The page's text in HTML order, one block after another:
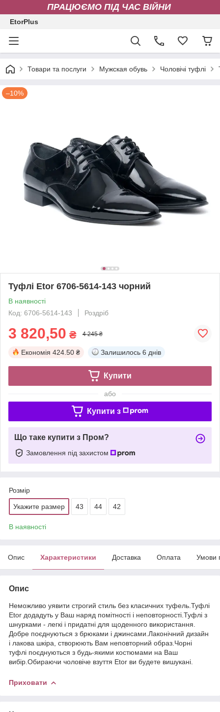
ПРАЦЮЄМО ПІД ЧАС ВІЙНИ
EtorPlus
Товари та послуги Мужская обувь Чоловічі туфлі
–10%
Туфлі Etor 6706-5614-143 чорний
В наявності
Код: 6706-5614-143
Роздріб
3 820,50 ₴ 4 245 ₴
Економія 424.50 ₴ Залишилось 6 днів
Купити
або
Купити з
Що таке купити з Пром?
Замовлення під захистом
Розмір
Укажите размер 43 44 42
В наявності
Опис Характеристики Доставка Оплата Умови
Опис
Неможливо уявити строгий стиль без класичних туфель.Туфлі
Etor додадуть у Ваш наряд помітності і неповторності.Туфлі з
шнурками - легкі і придатні для щоденного використання.
Добре поєднуються з брюками і джинсами.Лаконічний дизайн
і лакова шкіра, створюють Вам неповторний образ.Чорні
туфлі поєднуються з будь-якими костюмами на Ваш
вибір.Обираючи чоловіче взуття Etor ви будете вишукані.
Приховати